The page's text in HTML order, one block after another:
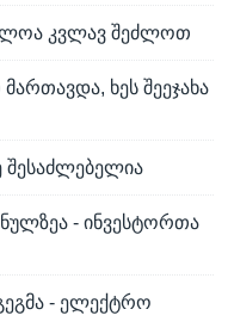
კვლავ შეძლოთ
ხეს შეეჯახა
შესაძლებელია
- ინვესტორთა
- ელექტრო